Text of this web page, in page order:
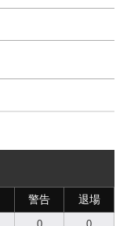
警告 退場